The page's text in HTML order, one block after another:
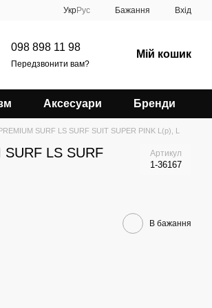
УкрРус Бажання Вхід
098 898 11 98
Передзвонити вам?
Мій кошик
Аксесуари Бренди
SURF LS SURF SUIT SUPER PINK L(р), L
SURF LS SURF
Артикул
1-36167
В бажання